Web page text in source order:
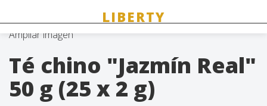
Ampliar imagen
Té chino "Jazmín Real"
50 g (25 x 2 g)